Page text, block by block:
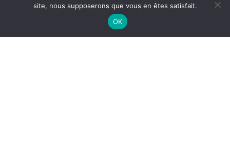
La Ferme Du Compostelle
19 novembre 2025 Bordeaux
site, nous supposerons que vous en êtes satisfait.
OK